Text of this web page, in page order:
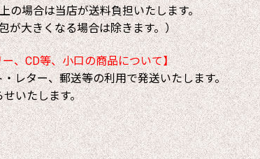
の場合は当店が送料負担いたします。
が大きくなる場合は除きます。）
、CD等、小口の商品について】
レター、郵送等の利用で発送いたします。
いたします。